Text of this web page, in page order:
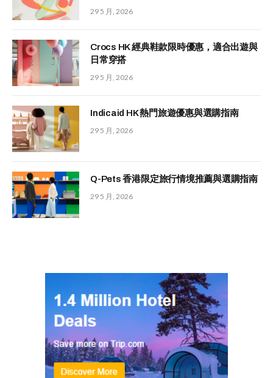
29 5 月, 2026
Crocs HK 經典鞋款限時優惠，適合出遊與
日常穿搭
29 5 月, 2026
Indicaid HK 熱門旅遊優惠與選購指南
29 5 月, 2026
Q-Pets 香港限定旅行情境推薦與選購指南
29 5 月, 2026